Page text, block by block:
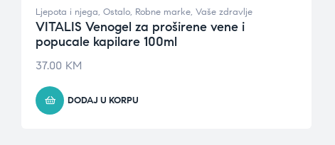
Ljepota i njega, Ostalo, Robne marke, Vaše zdravlje
VITALIS Venogel za proširene vene i
popucale kapilare 100ml
37.00 KM
DODAJ U KORPU